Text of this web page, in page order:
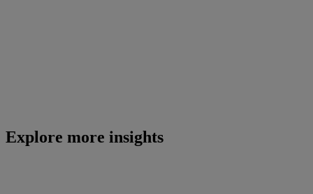
Explore more insights